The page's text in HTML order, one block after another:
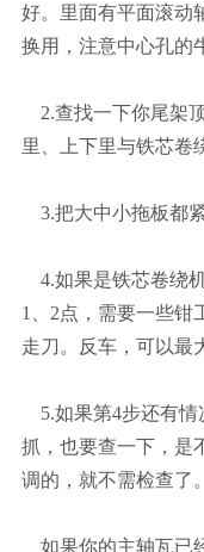
好。里面有平面滚动
换用，注意中心孔的
2.查找一下你尾架
里、上下里与铁芯卷
3.把大中小拖板都
4.如果是铁芯卷绕
1、2点，需要一些钳
走刀。反车，可以最
5.如果第4步还有情
抓，也要查一下，是
调的，就不需检查了。
如果你的主轴瓦已